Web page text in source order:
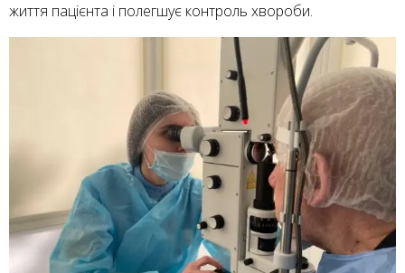
життя пацієнта і полегшує контроль хвороби.